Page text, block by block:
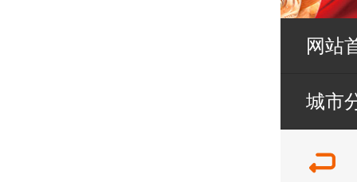
网站
城市